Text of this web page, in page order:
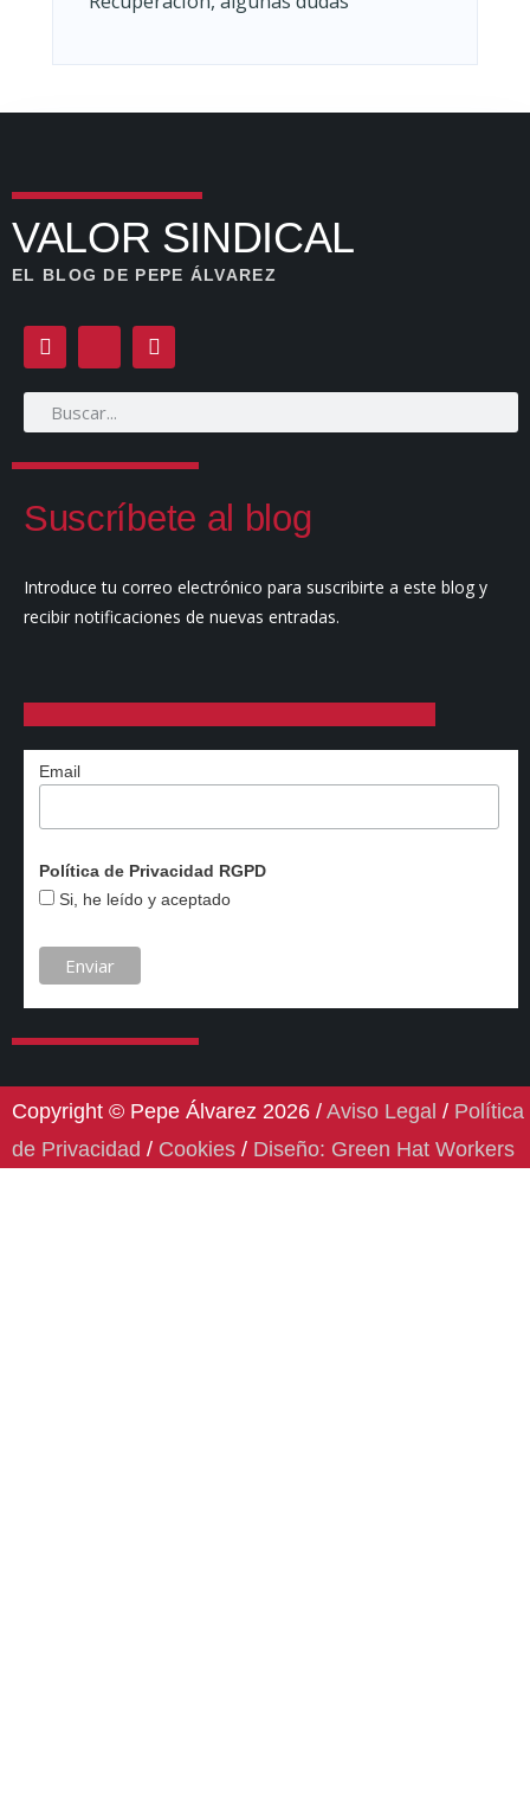
VALOR SINDICAL
EL BLOG DE PEPE ÁLVAREZ
Suscríbete al blog
Introduce tu correo electrónico para suscribirte a este blog y
recibir notificaciones de nuevas entradas.
Email
Política de Privacidad RGPD
Si, he leído y aceptado
Copyright © Pepe Álvarez 2026 / Aviso Legal / Política
de Privacidad / Cookies / Diseño: Green Hat Workers